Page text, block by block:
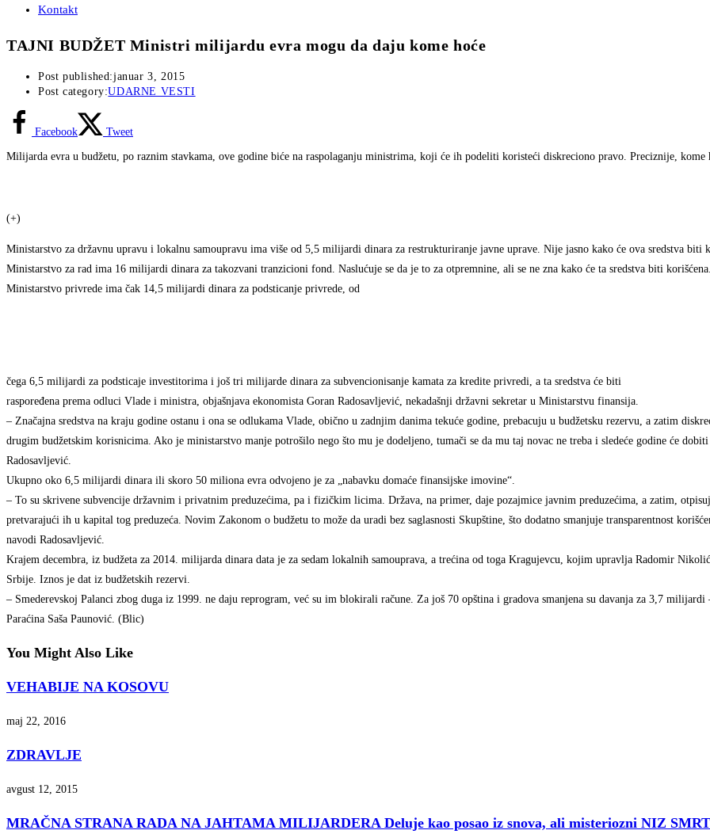
Kontakt
TAJNI BUDŽET Ministri milijardu evra mogu da daju kome hoće
Post published:januar 3, 2015
Post category:UDARNE VESTI
Facebook Tweet
Milijarda evra u budžetu, po raznim stavkama, ove godine biće na raspolaganju ministrima, koji će ih podeliti koristeći diskreciono pravo. Preciznije, kome
(+)
Ministarstvo za državnu upravu i lokalnu samoupravu ima više od 5,5 milijardi dinara za restrukturiranje javne uprave. Nije jasno kako će ova sredstva biti
Ministarstvo za rad ima 16 milijardi dinara za takozvani tranzicioni fond. Naslućuje se da je to za otpremnine, ali se ne zna kako će ta sredstva biti korišćena.
Ministarstvo privrede ima čak 14,5 milijardi dinara za podsticanje privrede, od
čega 6,5 milijardi za podsticaje investitorima i još tri milijarde dinara za subvencionisanje kamata za kredite privredi, a ta sredstva će biti
raspoređena prema odluci Vlade i ministra, objašnjava ekonomista Goran Radosavljević, nekadašnji državni sekretar u Ministarstvu finansija.
– Značajna sredstva na kraju godine ostanu i ona se odlukama Vlade, obično u zadnjim danima tekuće godine, prebacuju u budžetsku rezervu, a zatim
drugim budžetskim korisnicima. Ako je ministarstvo manje potrošilo nego što mu je dodeljeno, tumači se da mu taj novac ne treba i sledeće godine će
Radosavljević.
Ukupno oko 6,5 milijardi dinara ili skoro 50 miliona evra odvojeno je za „nabavku domaće finansijske imovine“.
– To su skrivene subvencije državnim i privatnim preduzećima, pa i fizičkim licima. Država, na primer, daje pozajmice javnim preduzećima, a zatim,
pretvarajući ih u kapital tog preduzeća. Novim Zakonom o budžetu to može da uradi bez saglasnosti Skupštine, što dodatno smanjuje transparentnost
navodi Radosavljević.
Krajem decembra, iz budžeta za 2014. milijarda dinara data je za sedam lokalnih samouprava, a trećina od toga Kragujevcu, kojim upravlja Radomir
Srbije. Iznos je dat iz budžetskih rezervi.
– Smederevskoj Palanci zbog duga iz 1999. ne daju reprogram, već su im blokirali račune. Za još 70 opština i gradova smanjena su davanja za 3,7 milijardi
Paraćina Saša Paunović. (Blic)
You Might Also Like
VEHABIJE NA KOSOVU
maj 22, 2016
ZDRAVLJE
avgust 12, 2015
MRAČNA STRANA RADA NA JAHTAMA MILIJARDERA Deluje kao posao iz snova, ali misteriozni NIZ